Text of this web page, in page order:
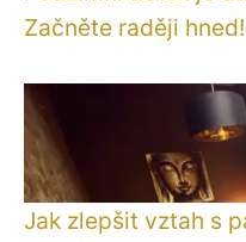
Začněte raději hned!
Jak zlepšit vztah s